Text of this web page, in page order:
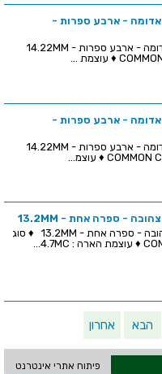
תצוגת 7SEGMENT אדומה - ארבע ספרות -
תצוגת 7SEGMENT אדומה - ארבע ספרות -
תצוגת 7SEGMENT צהובה - ספרה אחת - 13.2MM ♦ סוג
הבא אחרון
פיתוח אתרי אינטרנט